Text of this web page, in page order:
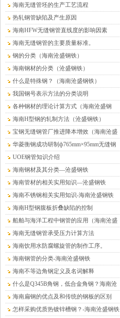
海南无缝管坯的生产工艺流程
热轧钢管缺陷及产生原因
海南HFW无缝钢管直线度的影响因素
海南无缝钢管的主要质量标准。
钢的分类（海南沧盛钢铁）
海南钢材的分类（沧盛钢铁）
什么是特殊钢？（海南沧盛钢铁）
我国钢号表示方法的分类说明
各种钢材的理论计算方式（海南沧盛钢
铁）
海南H型钢的轧制方法（沧盛钢铁）
宝钢无缝钢管厂推进降本增效（海南沧盛
钢铁）
华菱衡钢成功研制ф765mm×95mm无缝钢
管（海南沧盛）
UOE钢管知识介绍
海南钢材及其分类—沧盛钢铁
海南管材的相关实用知识—沧盛钢铁
海南不锈钢相关实用知识-海南沧盛钢铁
海南H型钢腹板折叠缺陷的控制
船舶与海洋工程中钢管的应用（海南沧盛
钢铁）
海南无缝钢管承受压力计算方法
海南饮用水防腐螺旋管的制作工序。
海南钢管的分类-海南沧盛钢铁
海南不等边角钢定义及名词解释
什么是Q345B角钢，低合金角钢？海南沧
盛钢铁
海南扁钢的优点及和传统的钢板的区别
怎样采购优质热镀锌槽钢？-海南沧盛钢铁